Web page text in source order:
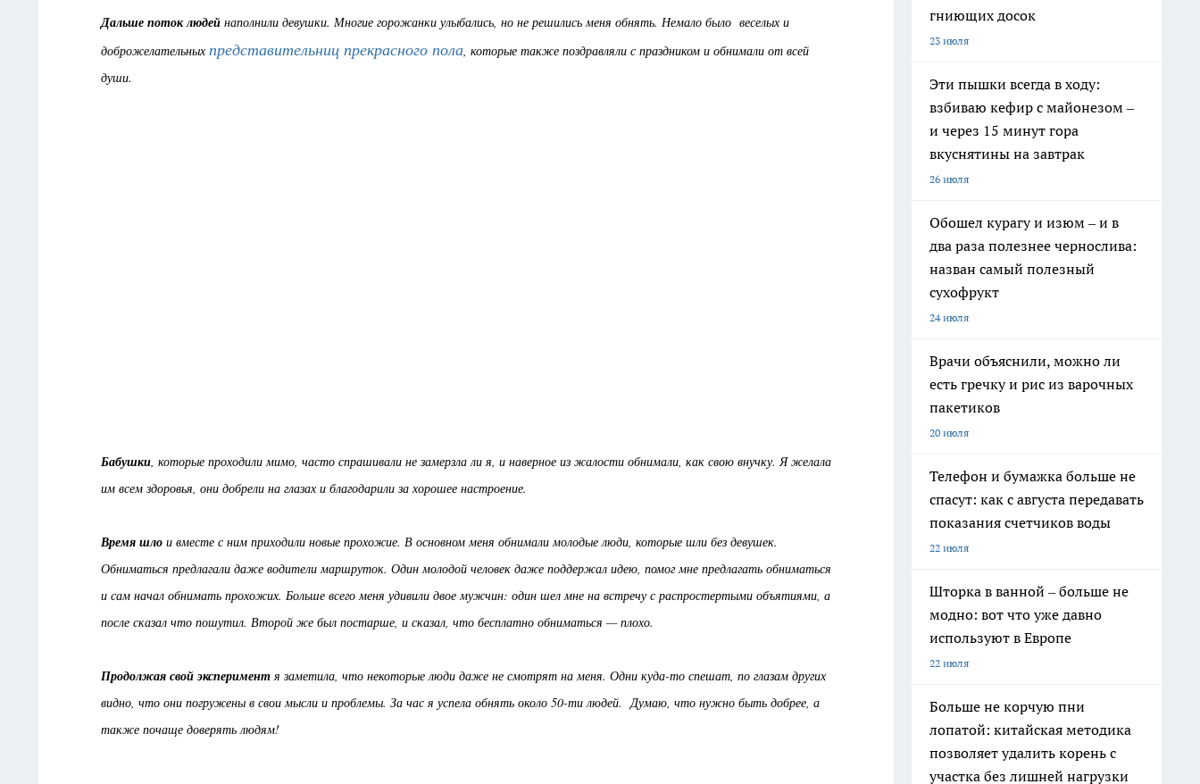
Дальше поток людей наполнили девушки. Многие горожанки улыбались, но не решились меня обнять. Немало было веселых и
доброжелательных представительниц прекрасного пола, которые также поздравляли с праздником и обнимали от всей
души.
Бабушки, которые проходили мимо, часто спрашивали не замерзла ли я, и наверное из жалости обнимали, как свою внучку. Я желала
им всем здоровья, они добрели на глазах и благодарили за хорошее настроение.
Время шло и вместе с ним приходили новые прохожие. В основном меня обнимали молодые люди, которые шли без девушек.
Обниматься предлагали даже водители маршруток. Один молодой человек даже поддержал идею, помог мне предлагать обниматься
и сам начал обнимать прохожих. Больше всего меня удивили двое мужчин: один шел мне на встречу с распростертыми объятиями, а
после сказал что пошутил. Второй же был постарше, и сказал, что бесплатно обниматься — плохо.
Продолжая свой экспериментя заметила, что некоторые люди даже не смотрят на меня. Одни куда-то спешат, по глазам других
видно, что они погружены в свои мысли и проблемы. За час я успела обнять около 50-ти людей. Думаю, что нужно быть добрее, а
также почаще доверять людям!
гниющих досок
23 июля
Эти пышки всегда в ходу:
взбиваю кефир с майонезом –
и через 15 минут гора
вкуснятины на завтрак
26 июля
Обошел курагу и изюм – и в
два раза полезнее чернослива:
назван самый полезный
сухофрукт
24 июля
Врачи объяснили, можно ли
есть гречку и рис из варочных
пакетиков
20 июля
Телефон и бумажка больше не
спасут: как с августа передавать
показания счетчиков воды
22 июля
Шторка в ванной – больше не
модно: вот что уже давно
используют в Европе
22 июля
Больше не корчую пни
лопатой: китайская методика
позволяет удалить корень с
участка без лишней нагрузки